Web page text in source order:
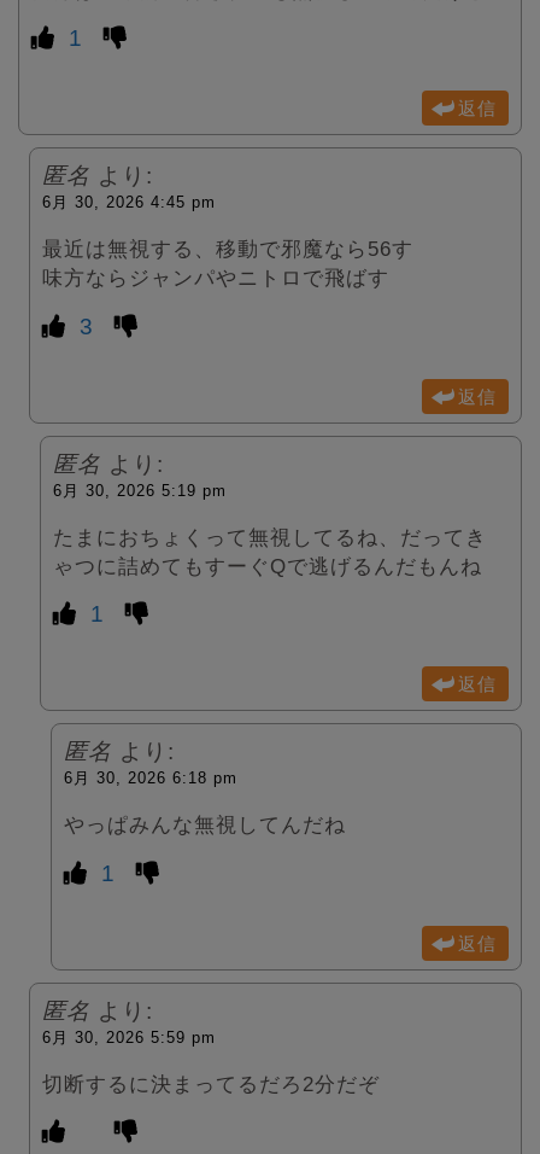
1
返信
匿名 より:
6月 30, 2026 4:45 pm
最近は無視する、移動で邪魔なら56す
味方ならジャンパやニトロで飛ばす
3
返信
匿名 より:
6月 30, 2026 5:19 pm
たまにおちょくって無視してるね、だってき
ゃつに詰めてもすーぐQで逃げるんだもんね
1
返信
匿名 より:
6月 30, 2026 6:18 pm
やっぱみんな無視してんだね
1
返信
匿名 より:
6月 30, 2026 5:59 pm
切断するに決まってるだろ2分だぞ